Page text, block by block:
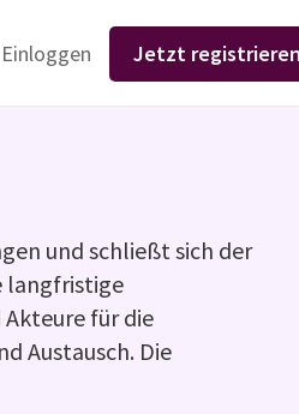
Einloggen Jetzt
und schließt sich der
langfristige
für die
Austausch. Die